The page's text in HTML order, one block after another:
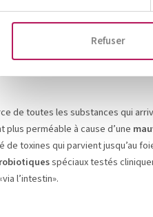
Refuser
équilibrée est un bon levier
pendant quelques mois aux
avec une forte teneur en
de substances amères sont à
de toutes les substances qui
plus perméable à cause d’une
de toxines qui parvient jusqu’au
spéciaux testés
l’intestin».